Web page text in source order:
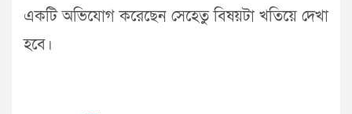
একটি অভি‌যোগ ক‌রে‌ছেন সে‌হেতু বিষয়টা খতি‌য়ে দেখা
হ‌বে।